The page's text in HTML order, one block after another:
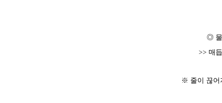
◎ 물
>> 매
※ 줄이 끊어